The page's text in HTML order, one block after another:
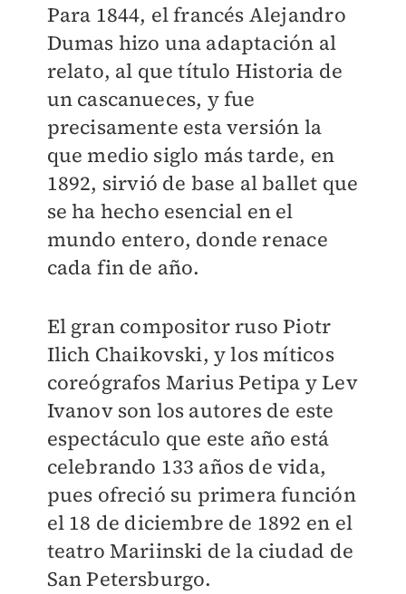
Para 1844, el francés Alejandro
Dumas hizo una adaptación al
relato, al que título Historia de
un cascanueces, y fue
precisamente esta versión la
que medio siglo más tarde, en
1892, sirvió de base al ballet que
se ha hecho esencial en el
mundo entero, donde renace
cada fin de año.
El gran compositor ruso Piotr
Ilich Chaikovski, y los míticos
coreógrafos Marius Petipa y Lev
Ivanov son los autores de este
espectáculo que este año está
celebrando 133 años de vida,
pues ofreció su primera función
el 18 de diciembre de 1892 en el
teatro Mariinski de la ciudad de
San Petersburgo.